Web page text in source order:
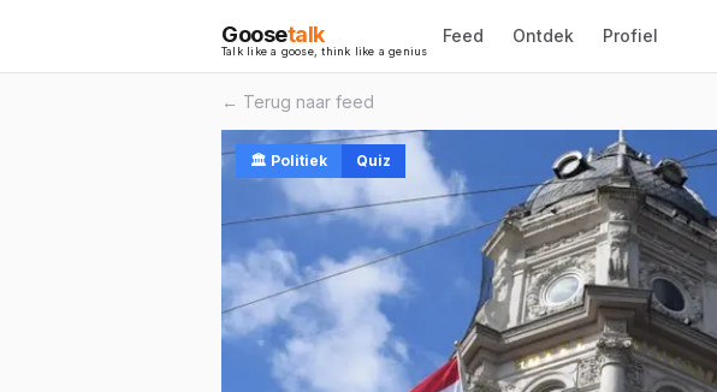
Goosetalk
Talk like a goose, think like a genius
Feed Ontdek Profiel
← Terug naar feed
🏛️ Politiek Quiz